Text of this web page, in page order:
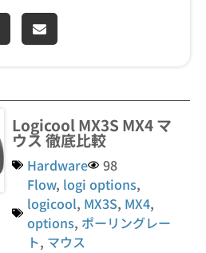
Logicool MX3S MX4 マ
ウス 徹底比較
Hardware
98
Flow, logi options,
logicool, MX3S, MX4,
options, ポーリングレー
ト, マウス